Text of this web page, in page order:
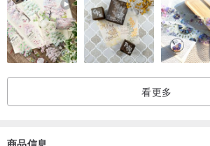
►Jewellery Making Process in Purplemay
►材质
看更多